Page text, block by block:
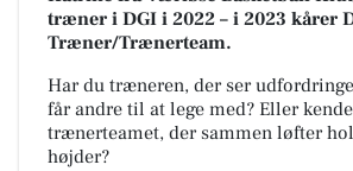
træner i DGI i 2022 – i 2023 kårer
Træner/Trænerteam.
Har du træneren, der ser
får andre til at lege med? Eller
trænerteamet, der sammen løfter
højder?